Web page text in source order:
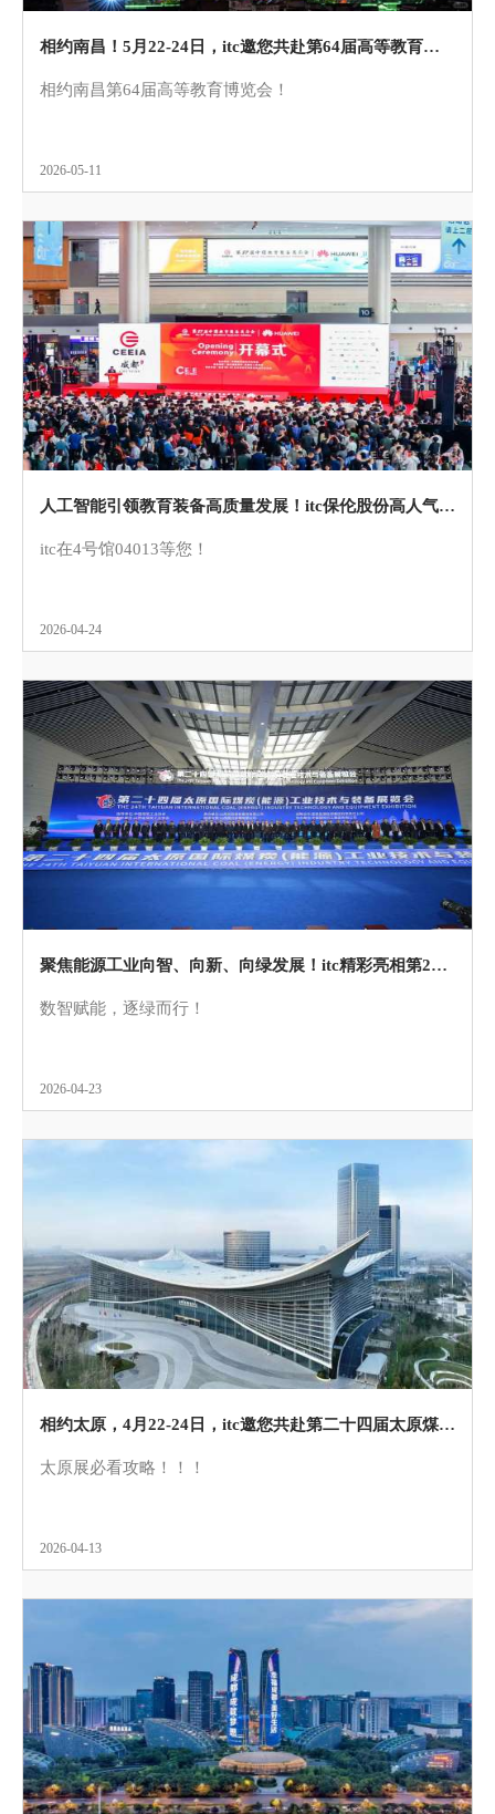
相约南昌！5月22-24日，itc邀您共赴第64届高等教育博览会！
相约南昌第64届高等教育博览会！
2026-05-11
人工智能引领教育装备高质量发展！itc保伦股份高人气亮相第87届中国教育装备展示会！
itc在4号馆04013等您！
2026-04-24
聚焦能源工业向智、向新、向绿发展！itc精彩亮相第24届太原国际煤炭展！
数智赋能，逐绿而行！
2026-04-23
相约太原，4月22-24日，itc邀您共赴第二十四届太原煤炭（能源）工业技术与装备展览会！
太原展必看攻略！！！
2026-04-13